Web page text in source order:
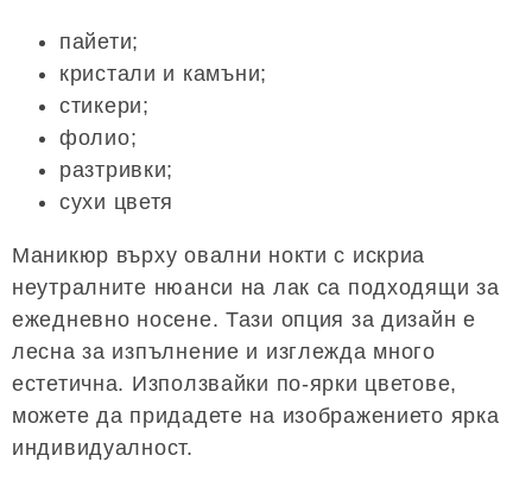
пайети;
кристали и камъни;
стикери;
фолио;
разтривки;
сухи цветя
Маникюр върху овални нокти с искриа
неутралните нюанси на лак са подходящи за
ежедневно носене. Тази опция за дизайн е
лесна за изпълнение и изглежда много
естетична. Използвайки по-ярки цветове,
можете да придадете на изображението ярка
индивидуалност.